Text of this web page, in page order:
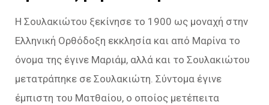
Η Σουλακιώτου ξεκίνησε το 1900 ως μοναχή στην
Ελληνική Ορθόδοξη εκκλησία και από Μαρίνα το
όνομα της έγινε Μαριάμ, αλλά και το Σουλακιώτου
μετατράπηκε σε Σουλακιώτη. Σύντομα έγινε
έμπιστη του Ματθαίου, ο οποίος μετέπειτα